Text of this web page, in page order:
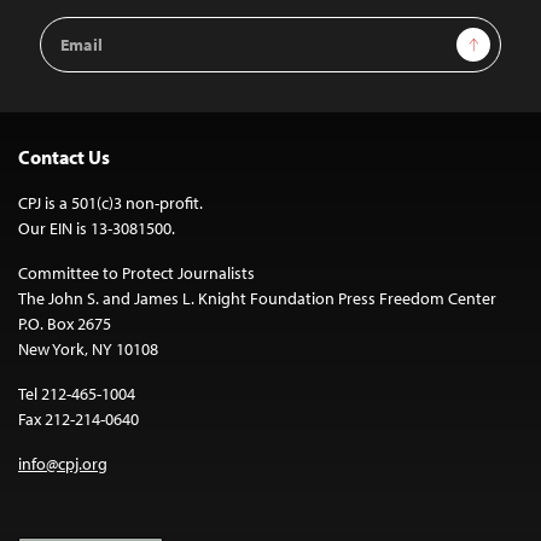
Email
Address
Sign Up
Contact Us
CPJ is a 501(c)3 non-profit.
Our EIN is 13-3081500.
Committee to Protect Journalists
The John S. and James L. Knight Foundation Press Freedom Center
P.O. Box 2675
New York, NY 10108
Tel 212-465-1004
Fax 212-214-0640
info@cpj.org